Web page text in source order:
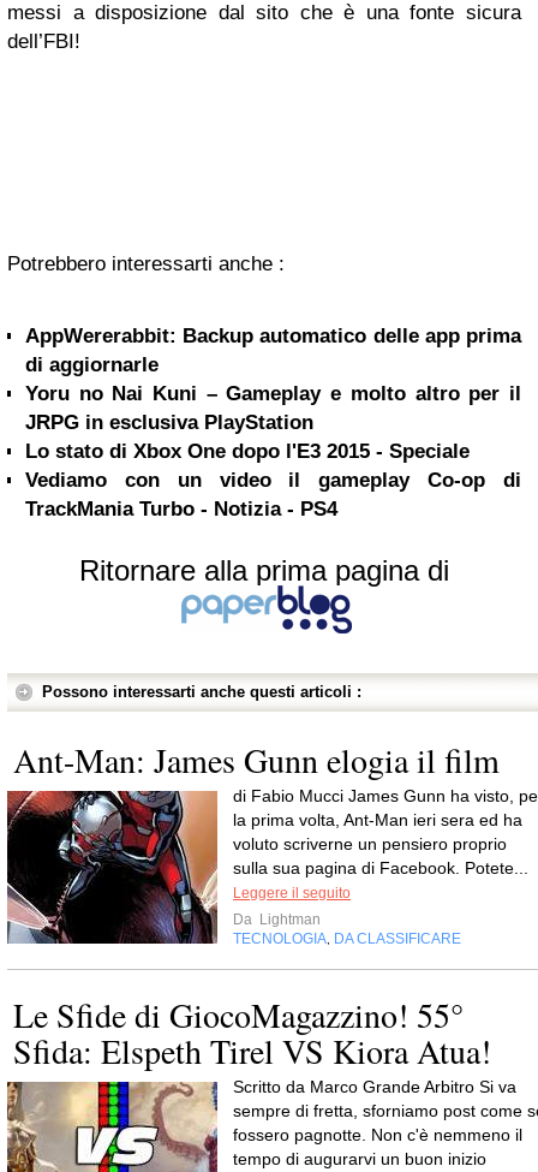
messi a disposizione dal sito che è una fonte sicura
dell’FBI!
Potrebbero interessarti anche :
AppWererabbit: Backup automatico delle app prima
di aggiornarle
Yoru no Nai Kuni – Gameplay e molto altro per il
JRPG in esclusiva PlayStation
Lo stato di Xbox One dopo l'E3 2015 - Speciale
Vediamo con un video il gameplay Co-op di
TrackMania Turbo - Notizia - PS4
Ritornare alla prima pagina di
Possono interessarti anche questi articoli :
Ant-Man: James Gunn elogia il film
di Fabio Mucci James Gunn ha visto,
la prima volta, Ant-Man ieri sera ed ha
voluto scriverne un pensiero proprio
sulla sua pagina di Facebook. Potete...
Leggere il seguito
Da Lightman
TECNOLOGIA DA CLASSIFICARE
Le Sfide di GiocoMagazzino! 55°
Sfida: Elspeth Tirel VS Kiora Atua!
Scritto da Marco Grande Arbitro Si va
sempre di fretta, sforniamo post come
fossero pagnotte. Non c'è nemmeno il
tempo di augurarvi un buon inizio